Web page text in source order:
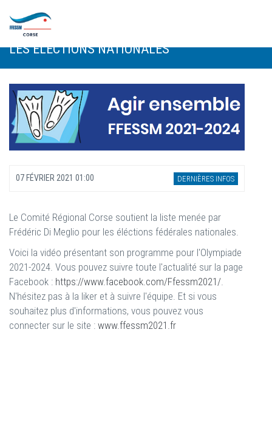
LE COMITÉ RÉGIONAL CORSE DERRIÈRE
FRÉDÉRIC DI MEGLIO ET SON ÉQUIPE POUR
LES ÉLECTIONS NATIONALES
07 FÉVRIER 2021 01:00 DERNIÈRES INFOS
Le Comité Régional Corse soutient la liste menée par
Frédéric Di Meglio pour les éléctions fédérales nationales.
Voici la vidéo présentant son programme pour l'Olympiade
2021-2024. Vous pouvez suivre toute l'actualité sur la page
Facebook : https://www.facebook.com/Ffessm2021/.
N'hésitez pas à la liker et à suivre l'équipe. Et si vous
souhaitez plus d'informations, vous pouvez vous
connecter sur le site : www.ffessm2021.fr